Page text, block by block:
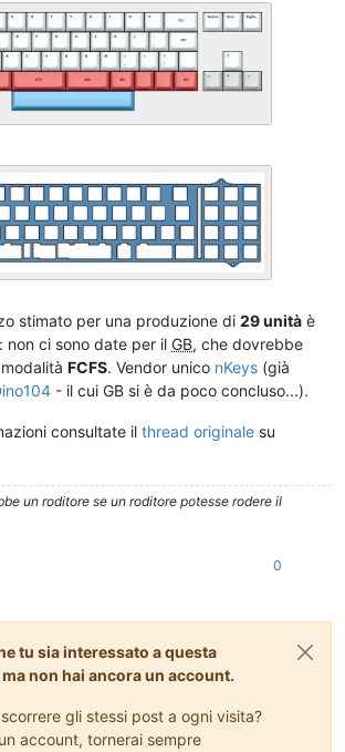
stimato per una produzione di 29 unità è
: non ci sono date per il GB, che dovrebbe
FCFS. Vendor unico nKeys (già
- il cui GB si è da poco concluso...).
consultate il thread originale su
un roditore se un roditore potesse rodere il
0
tu sia interessato a questa
non hai ancora un account.
gli stessi post a ogni visita?
account, tornerai sempre